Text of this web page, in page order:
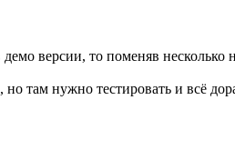
версии, то поменяв несколько
там нужно тестировать и всё